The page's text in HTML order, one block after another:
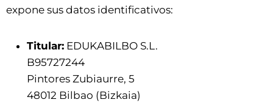
expone sus datos identificativos:
Titular: EDUKABILBO S.L.
B95727244
Pintores Zubiaurre, 5
48012 Bilbao (Bizkaia)